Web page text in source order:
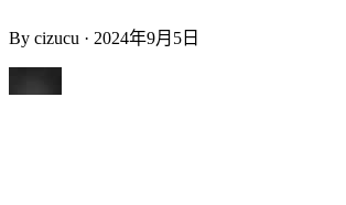
By cizucu · 2024年9月5日